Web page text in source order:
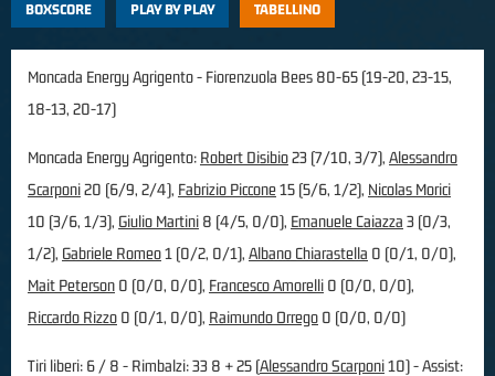
BOXSCORE PLAY BY PLAY TABELLINO
Moncada Energy Agrigento - Fiorenzuola Bees 80-65 (19-20, 23-15,
18-13, 20-17)
Moncada Energy Agrigento: Robert Disibio23 (7/10, 3/7), Alessandro
Scarponi20 (6/9, 2/4), Fabrizio Piccone15 (5/6, 1/2), Nicolas Morici
10 (3/6, 1/3), Giulio Martini 8 (4/5, 0/0), Emanuele Caiazza 3 (0/3,
1/2), Gabriele Romeo1 (0/2, 0/1), Albano Chiarastella 0 (0/1, 0/0),
Mait Peterson 0 (0/0, 0/0), Francesco Amorelli 0 (0/0, 0/0),
Riccardo Rizzo 0 (0/1, 0/0), Raimundo Orrego 0 (0/0, 0/0)
Tiri liberi: 6 / 8 - Rimbalzi: 33 8 + 25 (Alessandro Scarponi10) - Assist: